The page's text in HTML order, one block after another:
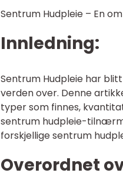
Sentrum Hudpleie – En
Innledning:
Sentrum Hudpleie har
verden over. Denne
typer som finnes,
sentrum hudpleie-
forskjellige sentrum
Overordnet